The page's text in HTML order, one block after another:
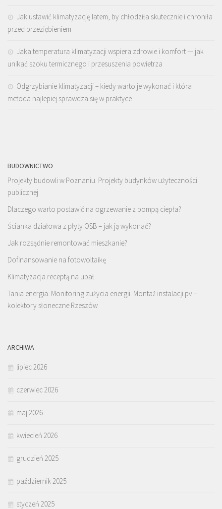
Jak ustawić klimatyzację latem, by chłodziła skutecznie i chroniła
przed przeziębieniem
Jaka temperatura klimatyzacji wspiera zdrowie i komfort — jak
unikać szoku termicznego i przesuszenia powietrza
Odgrzybianie klimatyzacji – kiedy warto je wykonać i która
metoda najlepiej sprawdza się w praktyce
BUDOWNICTWO
Projekty budowli w Poznaniu. Projekty budynków użyteczności
publicznej
Dlaczego warto postawić na ogrzewanie z pompą ciepła?
Ścianka działowa z płyty OSB – jak ją wykonać?
Jak rozsądnie remontować mieszkanie?
Dofinansowanie na fotowoltaikę
Klimatyzacja receptą na upał
Tania energia. Monitoring zużycia energii. Montaż instalacji pv –
kolektory słoneczne Rzeszów
ARCHIWA
lipiec 2026
czerwiec 2026
maj 2026
kwiecień 2026
grudzień 2025
październik 2025
styczeń 2025